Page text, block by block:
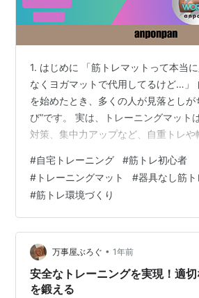
1. はじめに 「筋トレマットって本当
なくヨガマットで代用してるけど…」
を始めたとき、多くの人が見落としが
び”です。 実は、トレーニングマット
対策、集中力アップなど、自重トレや
では、筋トレ初心者でもわかりやすく
トの選び方」を解説。あわせて、初心
マットもご紹介します！ 2. 筋トレマ
① 床のダメージを防げる プランクや
ベルを扱う時に、マットがないとフ
つけてしまいます。 ✔…
#自宅トレーニング #筋トレ初心者
# トレーニングマット #器具なし筋ト
#筋トレ環境づくり
万事屋ぶろぐ • 1年前
安全なトレーニングを実現！適
を鍛える